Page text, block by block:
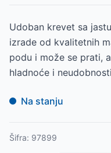
Udoban krevet sa
izrade od kvalitetnih
podu i može se prati,
hladnoće i
Na stanju
Šifra: 97899